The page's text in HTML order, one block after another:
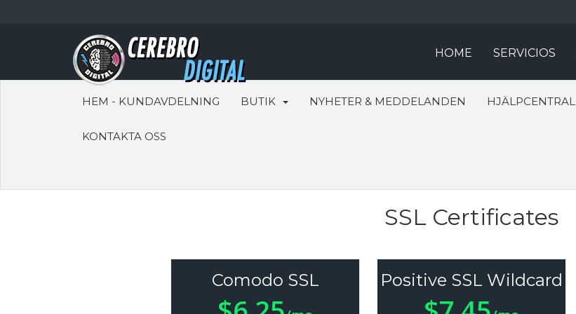
HOME SERVICIOS
HEM - KUNDAVDELNING BUTIK NYHETER & MEDDELANDEN HJÄLPCENTRAL
KONTAKTA OSS
SSL Certificates
Comodo SSL Positive SSL Wildcard